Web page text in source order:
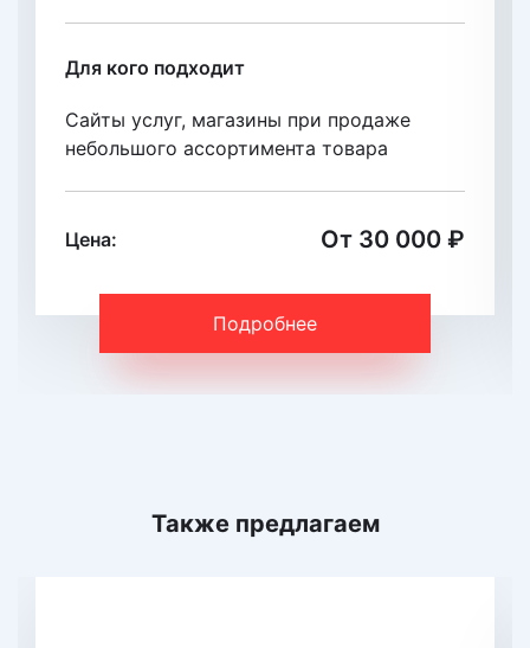
Для кого подходит
Сайты услуг, магазины при продаже
небольшого ассортимента товара
Цена: От 30 000 ₽
Подробнее
Также предлагаем